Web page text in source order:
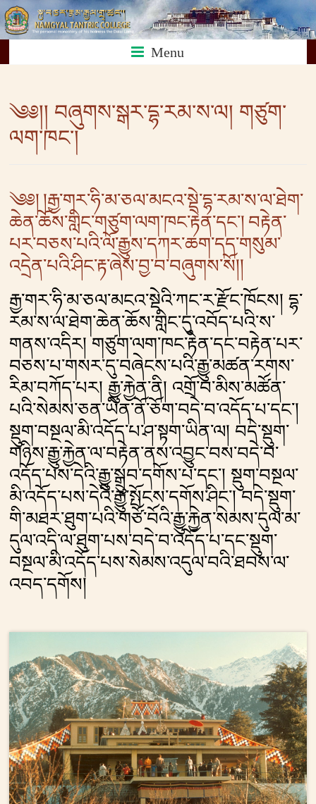
Skip
toNamgyal
Tantric
College
Menu
༄༅།། བཞུགས་སྒར་དྷ་རམ་ས་ལ། གཙུག་
ལག་ཁང་།
༄༅། །རྒྱ་གར་ཧི་མ་ཅལ་མངའ་སྡེ་དྷ་རམ་ས་ལ་ཐེག་
ཆེན་ཆོས་གླིང་གཙུག་ལག་ཁང་རྟེན་དང༌། བརྟེན་
པར་བཅས་པའི་ལོ་རྒྱུས་དཀར་ཆག་དད་གསུམ་
འདྲེན་པའི་ཤིང་རྟ་ཞེས་བྱ་བ་བཞུགས་སོ།།
རྒྱ་གར་ཧི་མ་ཅལ་མངའ་སྡེའི་ཀང་ར་རྫོང་ཁོངས། དྷ་
རམ་ས་ལ་ཐེག་ཆེན་ཆོས་གླིང་དུ་འབོད་པའི་ས་
གནས་འདིར། གཙུག་ལག་ཁང་རྟེན་དང་བརྟེན་པར་
བཅས་པ་གསར་དུ་བཞེངས་པའི་རྒྱུ་མཚན་རགས་
རིམ་བཀོད་པར། རྒྱུ་རྐྱེན་ནི། འགྲོ་བ་མིས་མཚོན་
པའི་སེམས་ཅན་ཡིན་ནོ་ཅོག་བདེ་བ་འདོད་པ་དང༌།
སྡུག་བསྔལ་མི་འདོད་པ་ཤ་སྟག་ཡིན་ལ། བདེ་སྡུག་
གཉིས་རྒྱུ་རྐྱེན་ལ་བརྟེན་ནས་འབྱུང་བས་བདེ་བ་
འདོད་པས་དེའི་རྒྱུ་སྒྲུབ་དགོས་པ་དང༌། སྡུག་བསྔལ་
མི་འདོད་པས་དེའི་རྒྱུ་སྤོངས་དགོས་ཤིང༌། བདེ་སྡུག་
གི་མཐར་ཐུག་པའི་གཙོ་བོའི་རྒྱུ་རྐྱེན་སེམས་དུལ་མ་
དུལ་འདི་ལ་ཐུག་པས་བདེ་བ་འདོད་པ་དང་སྡུག་
བསྔལ་མི་འདོད་པས་སེམས་འདུལ་བའི་ཐབས་ལ་
འབད་དགོས།